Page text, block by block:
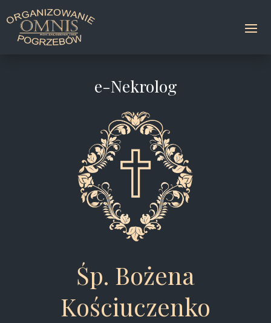
e-Nekrolog
Śp. Bożena
Kościuczenko